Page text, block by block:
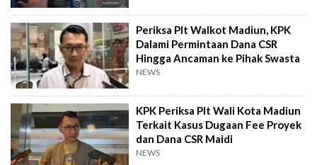
Periksa Plt Walkot Madiun, KPK
Dalami Permintaan Dana CSR
Hingga Ancaman ke Pihak Swasta
NEWS
KPK Periksa Plt Wali Kota Madiun
Terkait Kasus Dugaan Fee Proyek
dan Dana CSR Maidi
NEWS